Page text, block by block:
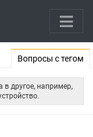
Вопросы с тегом
в другое, например,